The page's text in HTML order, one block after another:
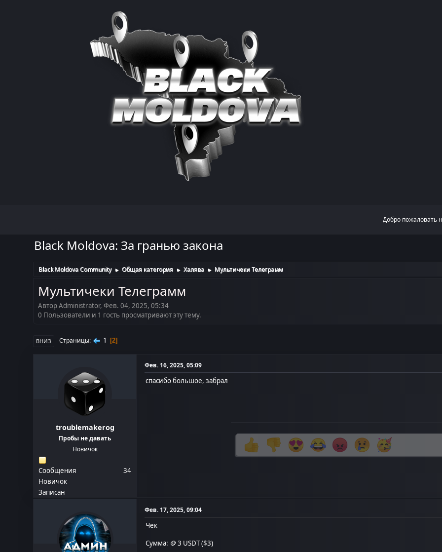
Добро пожаловать
Black Moldova: За гранью закона
Black Moldova Community ► Общая категория ► Халява ► Мультичеки Телеграмм
Мультичеки Телеграмм
Автор Administrator, Фев. 04, 2025, 05:34
0 Пользователи и 1 гость просматривают эту тему.
ВНИЗ Страницы 1 2
troublemakerog
Пробы не давать
Новичок
Сообщения
34
Новичок
Записан
Фев. 16, 2025, 05:09
спасибо большое, забрал
Фев. 17, 2025, 09:04
Чек
Сумма: 🪙 3 USDT ($3)